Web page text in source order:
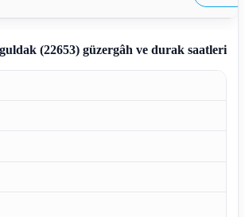
(22653)güzergâh ve durak saatleri